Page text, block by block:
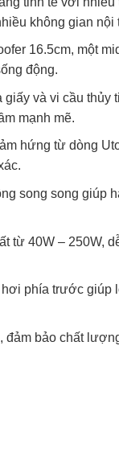
không gian nội
16.5cm, một
động.
và vi cầu thủy
mạnh mẽ.
hứng từ dòng
song song giúp
từ 40W – 250W,
phía trước giúp
bảo chất